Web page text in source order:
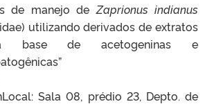
de manejo deZaprionus indianus
utilizando derivados de extratos
base de acetogeninas e
Sala 08, prédio 23, Depto. de